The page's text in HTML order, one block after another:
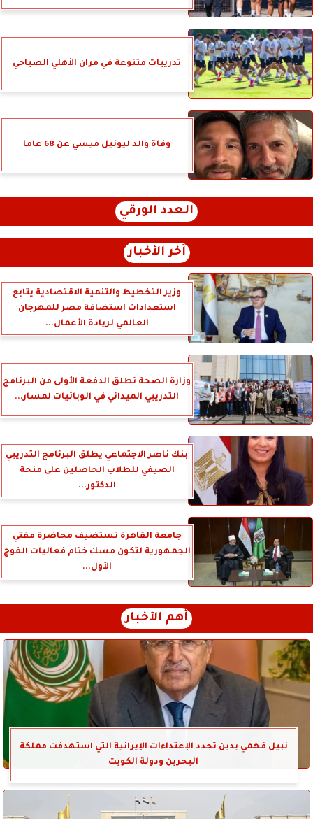
تدريبات متنوعة في مران الأهلي الصباحي
وفاة والد ليونيل ميسي عن 68 عاما
العدد الورقي
آخر الأخبار
وزير التخطيط والتنمية الاقتصادية يتابع
استعدادات استضافة مصر للمهرجان
العالمي لريادة الأعمال...
وزارة الصحة تطلق الدفعة الأولى من البرنامج
التدريبي الميداني في الوبائيات لمسار...
بنك ناصر الاجتماعي يطلق البرنامج التدريبي
الصيفي للطلاب الحاصلين على منحة
الدكتور...
جامعة القاهرة تستضيف محاضرة مفتي
الجمهورية لتكون مسك ختام فعاليات الفوج
الأول...
أهم الأخبار
نبيل فهمي يدين تجدد الإعتداءات الإيرانية التي استهدفت مملكة
البحرين ودولة الكويت